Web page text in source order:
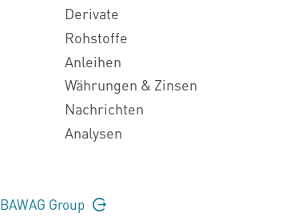
Derivate
Rohstoffe
Anleihen
Währungen & Zinsen
Nachrichten
Analysen
BAWAG Group